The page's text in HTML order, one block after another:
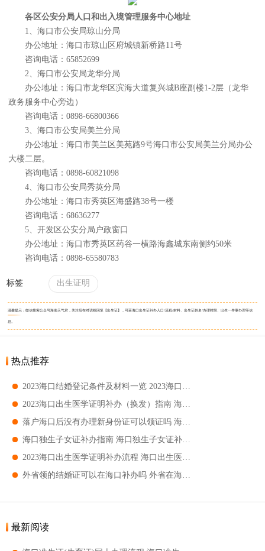
各区公安分局人口和出入境管理服务中心地址
1、海口市公安局琼山分局
办公地址：海口市琼山区府城镇新桥路11号
咨询电话：65852699
2、海口市公安局龙华分局
办公地址：海口市龙华区滨海大道复兴城B座副楼1-2层（龙华
政务服务中心旁边）
咨询电话：0898-66800366
3、海口市公安局美兰分局
办公地址：海口市美兰区美苑路9号海口市公安局美兰分局办公
大楼二层。
咨询电话：0898-60821098
4、海口市公安局秀英分局
办公地址：海口市秀英区海盛路38号一楼
咨询电话：68636277
5、开发区公安分局户政窗口
办公地址：海口市秀英区药谷一横路海鑫城东南侧约50米
咨询电话：0898-65580783
标签 出生证明
温馨提示：微信搜索公众号海南天气君，关注后在对话框回复【出生证】，可获海口出生证补办入口/流程/材料、出生证姓名/办理时限、出生一件事办理等信
息。
热点推荐
最新阅读